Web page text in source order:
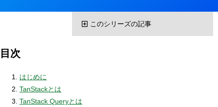
このシリーズの記事
目次
はじめに
TanStackとは
TanStack Queryとは